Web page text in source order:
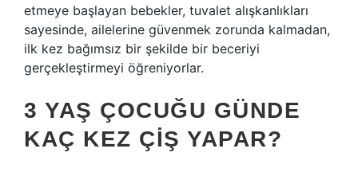
etmeye başlayan bebekler, tuvalet alışkanlıkları
sayesinde, ailelerine güvenmek zorunda kalmadan,
ilk kez bağımsız bir şekilde bir beceriyi
gerçekleştirmeyi öğreniyorlar.
3 YAŞ ÇOCUĞU GÜNDE
KAÇ KEZ ÇIŞ YAPAR?